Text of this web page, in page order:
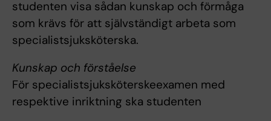
studenten visa sådan kunskap och förmåga
som krävs för att självständigt arbeta som
specialistsjuksköterska.
Kunskap och förståelse
För specialistsjuksköterskeexamen med
respektive inriktning ska studenten